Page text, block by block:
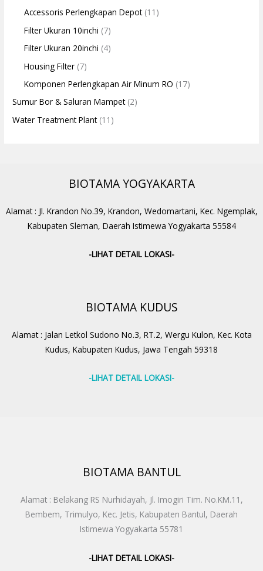
Accessoris Perlengkapan Depot(11)
Filter Ukuran 10inchi (7)
Filter Ukuran 20inchi (4)
Housing Filter (7)
Komponen Perlengkapan Air Minum RO (17)
Sumur Bor & Saluran Mampet(2)
Water Treatment Plant(11)
BIOTAMA YOGYAKARTA
Alamat : Jl. Krandon No.39, Krandon, Wedomartani, Kec. Ngemplak,
Kabupaten Sleman, Daerah Istimewa Yogyakarta 55584
-LIHAT DETAIL LOKASI-
BIOTAMA KUDUS
Alamat : Jalan Letkol Sudono No.3, RT.2, Wergu Kulon, Kec. Kota
Kudus, Kabupaten Kudus, Jawa Tengah 59318
-LIHAT DETAIL LOKASI-
BIOTAMA BANTUL
Alamat : Belakang RS Nurhidayah, Jl. Imogiri Tim. No.KM.11,
Bembem, Trimulyo, Kec. Jetis, Kabupaten Bantul, Daerah
Istimewa Yogyakarta 55781
-LIHAT DETAIL LOKASI-